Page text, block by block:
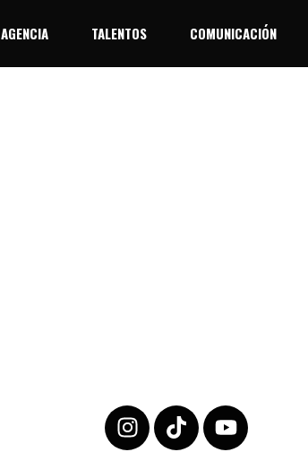
AGENCIA TALENTOS COMUNICACIÓN